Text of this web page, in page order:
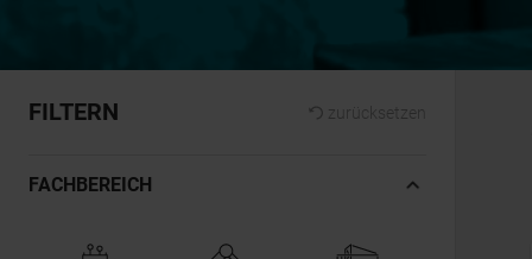
FILTERN zurücksetzen
FACHBEREICH